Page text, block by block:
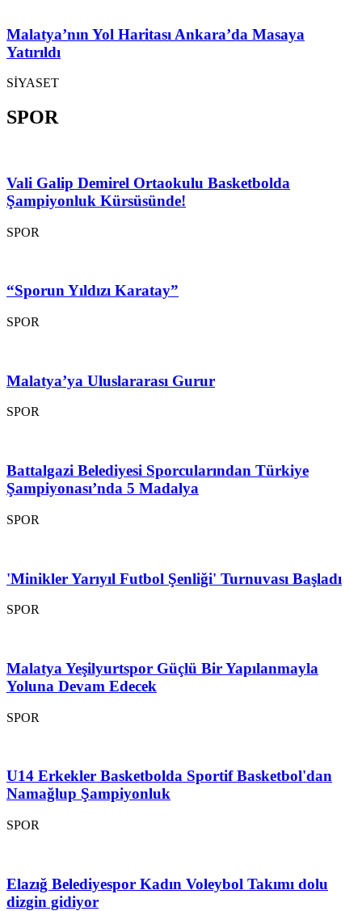
Malatya’nın Yol Haritası Ankara’da Masaya
Yatırıldı
SİYASET
SPOR
Vali Galip Demirel Ortaokulu Basketbolda
Şampiyonluk Kürsüsünde!
SPOR
“Sporun Yıldızı Karatay”
SPOR
Malatya’ya Uluslararası Gurur
SPOR
Battalgazi Belediyesi Sporcularından Türkiye
Şampiyonası’nda 5 Madalya
SPOR
'Minikler Yarıyıl Futbol Şenliği' Turnuvası Başladı
SPOR
Malatya Yeşilyurtspor Güçlü Bir Yapılanmayla
Yoluna Devam Edecek
SPOR
U14 Erkekler Basketbolda Sportif Basketbol'dan
Namağlup Şampiyonluk
SPOR
Elazığ Belediyespor Kadın Voleybol Takımı dolu
dizgin gidiyor